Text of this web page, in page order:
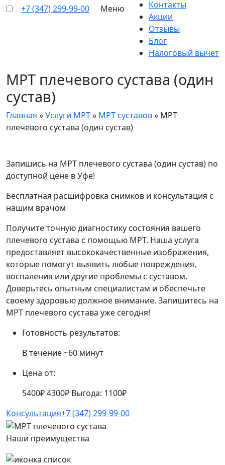
+7 (347) 299-99-00 Меню
Контакты
Акции
Отзывы
Блог
Налоговый вычет
МРТ плечевого сустава (один
сустав)
Главная »Услуги МРТ» МРТ суставов» МРТ
плечевого сустава (один сустав)
Запишись на МРТ плечевого сустава (один сустав) по
доступной цене в Уфе!
Бесплатная расшифровка снимков и консультация с
нашим врачом
Получите точную диагностику состояния вашего
плечевого сустава с помощью МРТ. Наша услуга
предоставляет высококачественные изображения,
которые помогут выявить любые повреждения,
воспаления или другие проблемы с суставом.
Доверьтесь опытным специалистам и обеспечьте
своему здоровью должное внимание. Запишитесь на
МРТ плечевого сустава уже сегодня!
Готовность результатов:
В течение ~60 минут
Цена от:
5400₽4300₽ Выгода: 1100₽
Консультация+7 (347) 299-99-00
Наши преимущества